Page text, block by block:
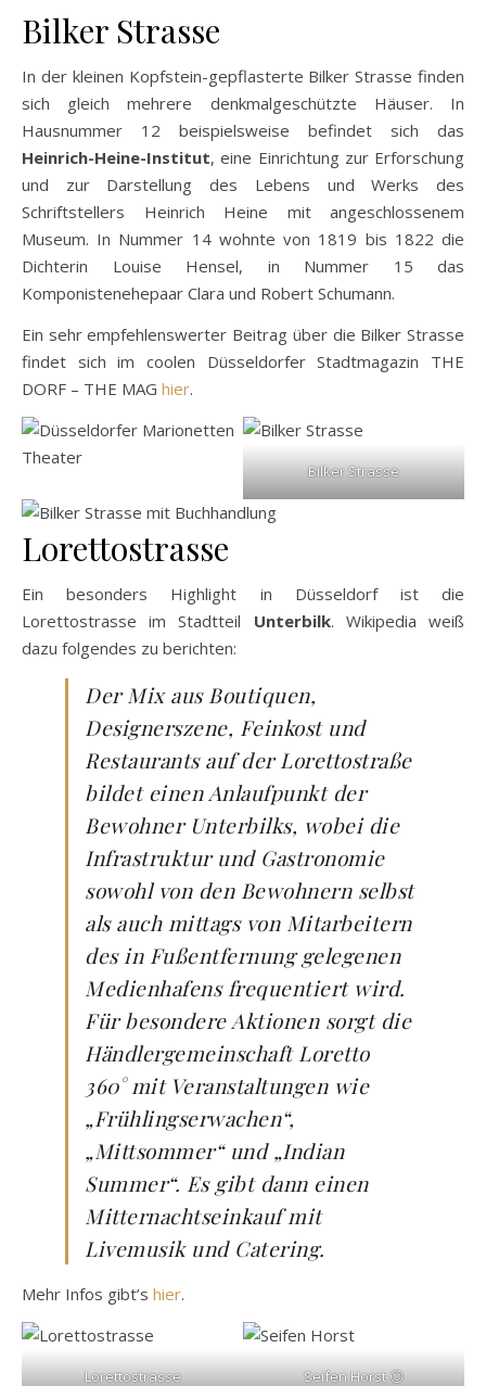
Bilker Strasse
In der kleinen Kopfstein-gepflasterte Bilker Strasse finden
sich gleich mehrere denkmalgeschützte Häuser. In
Hausnummer 12 beispielsweise befindet sich das
Heinrich-Heine-Institut, eine Einrichtung zur Erforschung
und zur Darstellung des Lebens und Werks des
Schriftstellers Heinrich Heine mit angeschlossenem
Museum. In Nummer 14 wohnte von 1819 bis 1822 die
Dichterin Louise Hensel, in Nummer 15 das
Komponistenehepaar Clara und Robert Schumann.
Ein sehr empfehlenswerter Beitrag über die Bilker Strasse
findet sich im coolen Düsseldorfer Stadtmagazin THE
DORF – THE MAG hier.
Bilker Strasse
Lorettostrasse
Ein besonders Highlight in Düsseldorf ist die
Lorettostrasse im Stadtteil Unterbilk. Wikipedia weiß
dazu folgendes zu berichten:
Der Mix aus Boutiquen,
Designerszene, Feinkost und
Restaurants auf der Lorettostraße
bildet einen Anlaufpunkt der
Bewohner Unterbilks, wobei die
Infrastruktur und Gastronomie
sowohl von den Bewohnern selbst
als auch mittags von Mitarbeitern
des in Fußentfernung gelegenen
Medienhafens frequentiert wird.
Für besondere Aktionen sorgt die
Händlergemeinschaft Loretto
360° mit Veranstaltungen wie
„Frühlingserwachen“,
„Mittsommer“ und „Indian
Summer“. Es gibt dann einen
Mitternachtseinkauf mit
Livemusik und Catering.
Mehr Infos gibt’s hier.
Lorettostrasse Seifen Horst 😉